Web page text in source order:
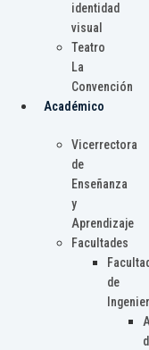
identidad
visual
Teatro
La
Convención
Académico
Vicerrectora
de
Enseñanza
y
Aprendizaje
Facultades
Facultad
de